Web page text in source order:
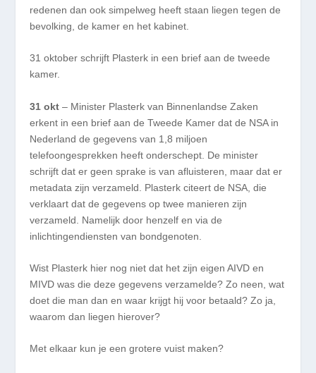
redenen dan ook simpelweg heeft staan liegen tegen de
bevolking, de kamer en het kabinet.
31 oktober schrijft Plasterk in een brief aan de tweede
kamer.
31 okt – Minister Plasterk van Binnenlandse Zaken
erkent in een brief aan de Tweede Kamer dat de NSA in
Nederland de gegevens van 1,8 miljoen
telefoongesprekken heeft onderschept. De minister
schrijft dat er geen sprake is van afluisteren, maar dat er
metadata zijn verzameld. Plasterk citeert de NSA, die
verklaart dat de gegevens op twee manieren zijn
verzameld. Namelijk door henzelf en via de
inlichtingendiensten van bondgenoten.
Wist Plasterk hier nog niet dat het zijn eigen AIVD en
MIVD was die deze gegevens verzamelde? Zo neen, wat
doet die man dan en waar krijgt hij voor betaald? Zo ja,
waarom dan liegen hierover?
Met elkaar kun je een grotere vuist maken?